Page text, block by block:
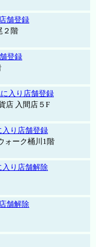
舗登録
２階
登録
入り店舗登録
店 入間店５F
入り店舗登録
ォーク桶川1階
入り店舗解除
舗解除